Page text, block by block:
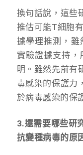
換句話說，這些
推估可能T細胞
據學理推測，雖
實驗證據支持，
明。雖然先前有
毒感染的保護力
於病毒感染的保
3.還需要哪些研
抗變種病毒的原